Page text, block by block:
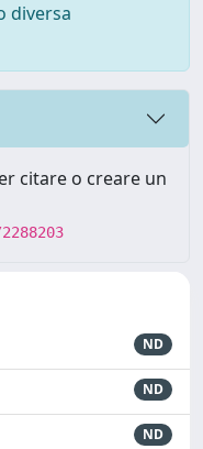
diversa
citare o creare un
ND
ND
ND